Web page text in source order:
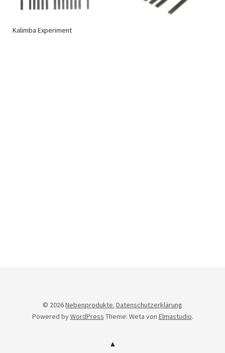
Kalimba Experiment
© 2026Nebenprodukte. Datenschutzerklärung
Powered byWordPress Theme: Weta von Elmastudio.